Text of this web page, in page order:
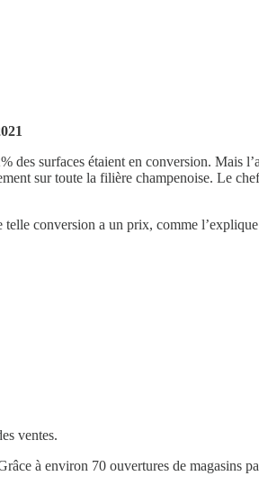
des surfaces étaient en conversion. Mais
sur toute la filière champenoise. Le
conversion a un prix, comme
ventes.
à environ 70 ouvertures de magasins